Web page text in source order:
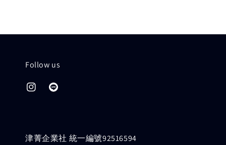
Follow us
津菁企業社 統一編號92516594